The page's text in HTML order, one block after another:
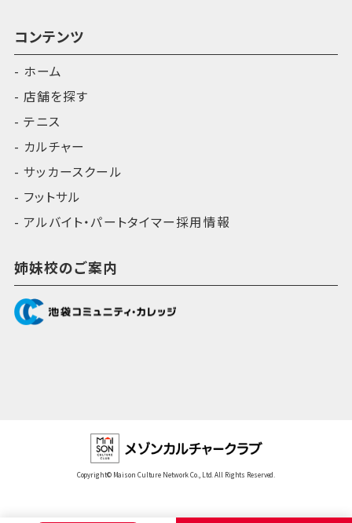
コンテンツ
ホーム
店舗を探す
テニス
カルチャー
サッカースクール
フットサル
アルバイト・パートタイマー採用情報
姉妹校のご案内
Copyright© Maison Culture Network Co., Ltd. All Rights Reserved.